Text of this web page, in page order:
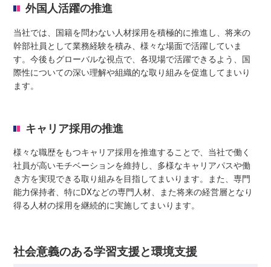
外国人活躍の推進
当社では、国籍を問わない人材採用を積極的に推進し、将来の
幹部社員として業務経験を積み、様々な場面で活躍していま
す。今後もグローバルな視点で、各現場で活躍できるよう、国
際性についての深い理解や組織的な取り組みを促進してまいり
ます。
キャリア採用の推進
様々な職歴をもつキャリア採用を推進することで、当社で働く
社員が高いモチベーションを維持し、多様なキャリアパスや働
き方を実現できる取り組みを目指してまいります。また、専門
能力保持者、特にDXなどの専門人材、また将来の経営層となり
得る人材の採用を継続的に実施してまいります。
社会意義のある学習支援と環境支援